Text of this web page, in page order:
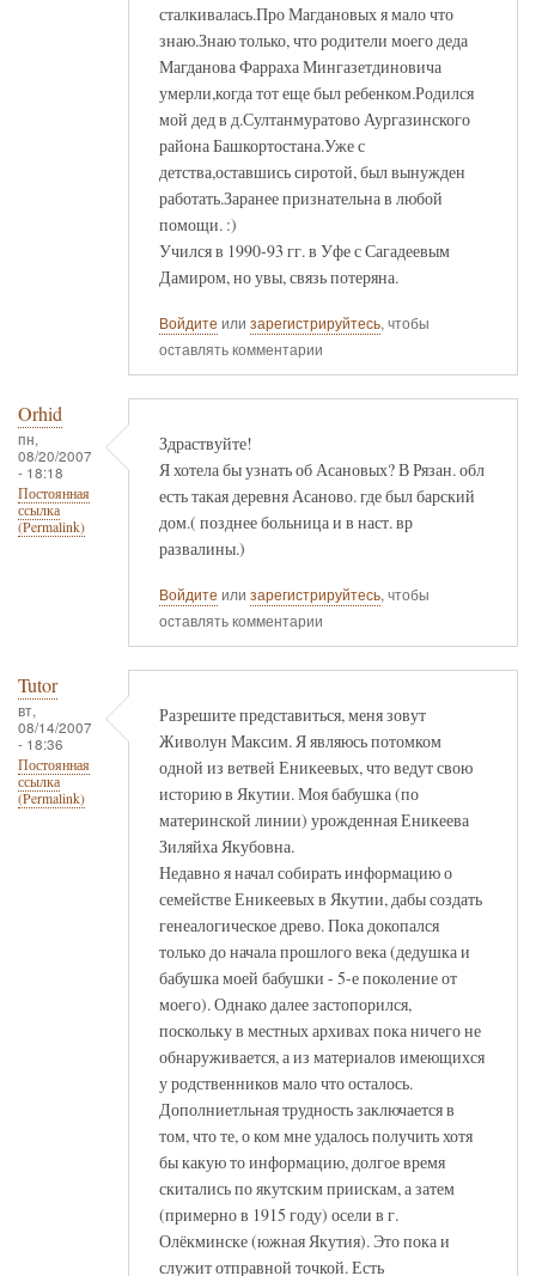
сталкивалась.Про Магдановых я мало что
знаю.Знаю только, что родители моего деда
Магданова Фарраха Мингазетдиновича
умерли,когда тот еще был ребенком.Родился
мой дед в д.Султанмуратово Аургазинского
района Башкортостана.Уже с
детства,оставшись сиротой, был вынужден
работать.Заранее признательна в любой
помощи. :)
Учился в 1990-93 гг. в Уфе с Сагадеевым
Дамиром, но увы, связь потеряна.
Войдите или зарегистрируйтесь, чтобы
оставлять комментарии
Orhid
пн,
08/20/2007
- 18:18
Постоянная
ссылка
(Permalink)
Здраствуйте!
Я хотела бы узнать об Асановых? В Рязан. обл
есть такая деревня Асаново. где был барский
дом.( позднее больница и в наст. вр
развалины.)
Войдите или зарегистрируйтесь, чтобы
оставлять комментарии
Tutor
вт,
08/14/2007
- 18:36
Постоянная
ссылка
(Permalink)
Разрешите представиться, меня зовут
Живолун Максим. Я являюсь потомком
одной из ветвей Еникеевых, что ведут свою
историю в Якутии. Моя бабушка (по
материнской линии) урожденная Еникеева
Зиляйха Якубовна.
Недавно я начал собирать информацию о
семействе Еникеевых в Якутии, дабы создать
генеалогическое древо. Пока докопался
только до начала прошлого века (дедушка и
бабушка моей бабушки - 5-е поколение от
моего). Однако далее застопорился,
поскольку в местных архивах пока ничего не
обнаруживается, а из материалов имеющихся
у родственников мало что осталось.
Дополниетльная трудность заключается в
том, что те, о ком мне удалось получить хотя
бы какую то информацию, долгое время
скитались по якутским приискам, а затем
(примерно в 1915 году) осели в г.
Олёкминске (южная Якутия). Это пока и
служит отправной точкой. Есть